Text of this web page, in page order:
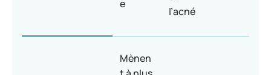
e
l’acné
Mènen